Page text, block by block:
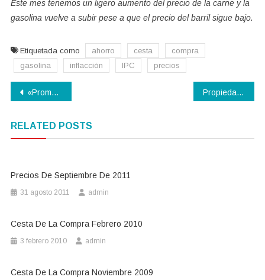
Este mes tenemos un ligero aumento del precio de la carne y la
gasolina vuelve a subir pese a que el precio del barril sigue bajo.
Etiquetada como ahorro cesta
compra
gasolina
inflacción IPC precios
Navegación
entradas
«Promoción» 500€ por domiciliar tu nómina en Banesto. Propiedades de las fresas
RELATED POSTS
Precios De Septiembre De 2011
31 agosto 2011 admin
Cesta De La Compra Febrero 2010
3 febrero 2010 admin
Cesta De La Compra Noviembre 2009